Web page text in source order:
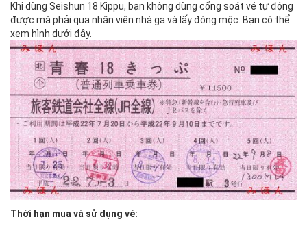
Khi dùng Seishun 18 Kippu, bạn không dùng cổng soát vé tự động
được mà phải qua nhân viên nhà ga và lấy đóng mộc. Bạn có thể
xem hình dưới đây.
Thời hạn mua và sử dụng vé: